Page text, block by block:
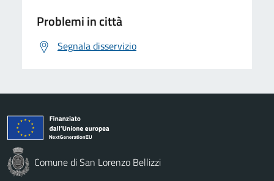
Problemi in città
Segnala disservizio
Comune di San Lorenzo Bellizzi